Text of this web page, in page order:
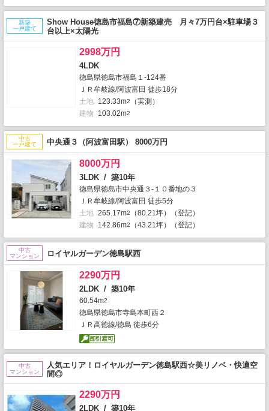
新築
一戸建て
Show House徳島市福島⑦新築建売 月々7万円台×駐車場３
台以上×太陽光
2998万円
4LDK
徳島県徳島市福島１-124番
ＪＲ牟岐線/阿波富田 徒歩18分
土地 123.33m2
（実測）
建物
103.02m2
中古
一戸建て
中央通３（阿波富田駅） 8000万円
8000万円
3LDK / 築10年
徳島県徳島市中央通３-１０番地の３
ＪＲ牟岐線/阿波富田 徒歩5分
土地 265.17m2
（80.21坪）（登記）
建物
142.86m2 （43.21坪）（登記）
中古
マンション
ロイヤルガーデン徳島駅西
2290万円
2LDK / 築10年
60.54m2
徳島県徳島市寺島本町西２
ＪＲ高徳線/徳島 徒歩6分
中古
マンション
人気エリア！ロイヤルガーデン徳島駅西☆美リノベ・快適空
間◎
2290万円
2LDK / 築10年